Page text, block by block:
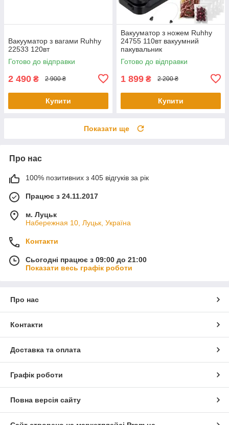
Вакууматор з вагами Ruhhy
22533 120вт
Готово до відправки
2 490 ₴ 2 900 ₴
Купити
Вакууматор з ножем Ruhhy
24755 110вт вакуумний
пакувальник
Готово до відправки
1 899 ₴ 2 200 ₴
Купити
Показати ще
Про нас
100% позитивних з 405 відгуків за рік
Працює з 24.11.2017
м. Луцьк
Набережная 10, Луцьк, Україна
Контакти
Сьогодні працює з 09:00 до 21:00
Показати весь графік роботи
Про нас
Контакти
Доставка та оплата
Графік роботи
Повна версія сайту